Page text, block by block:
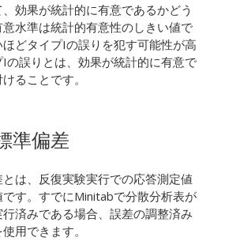
効果が統計的に有意であるかどう
水準は統計的有意性のしきい値で
どタイプIの誤りを犯す可能性が高
Iの誤りとは、効果が統計的に有意で
ることです。
準偏差
は、反復実験実行での応答測定値
す。すでにMinitabで分散分析表が
済みである場合、誤差の調整済み
用できます。